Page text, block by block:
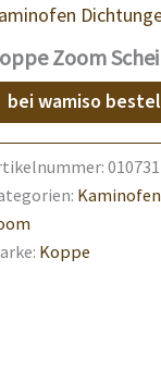
Zoom
bei wamiso
Koppe